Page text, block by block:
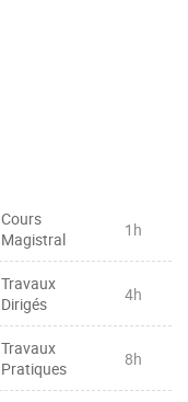
Cours
Magistral
1h
Travaux
Dirigés
4h
Travaux
Pratiques
8h